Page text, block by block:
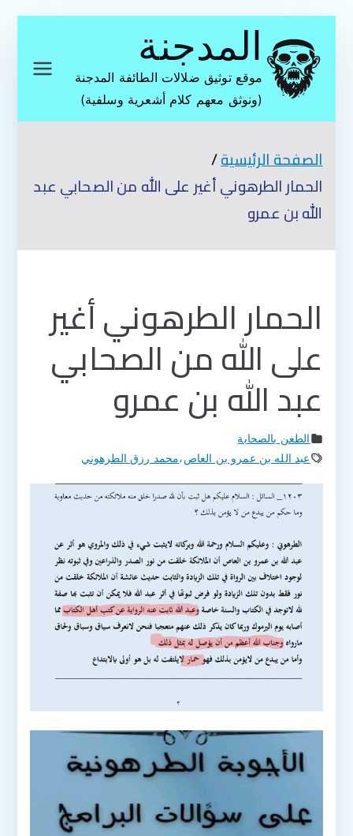
المحتوى
المدجنة
موقع توثيق ضلالات الطائفة المدجنة
(ونوثق معهم كلام أشعرية وسلفية)
الصفحة الرئيسية
الحمار الطرهوني أغير على الله من الصحابي عبد
الله بن عمرو
الحمار الطرهوني أغير
على الله من الصحابي
عبد الله بن عمرو
الطعن بالصحابة
عبد الله بن عمرو بن العاص،محمد رزق الطرهوني